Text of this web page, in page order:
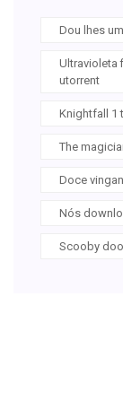
Dou lhes
Ultravioleta
utorrent
Knightfall 1
The
Doce
Nós
Scooby